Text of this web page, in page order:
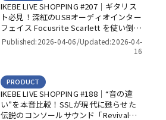
IKEBE LIVE SHOPPING #207｜ギタリス
ト必見！深紅のUSBオーディオインター
フェイス Focusrite Scarlett を使い倒
せ！【presented by パワーレック】
Published:2026-04-06/Updated:2026-04-
16
IKEBE LIVE SHOPPING #188｜“音の違
い”を本音比較！SSLが現代に甦らせた
伝説のコンソールサウンド「Revival
PRODUCT